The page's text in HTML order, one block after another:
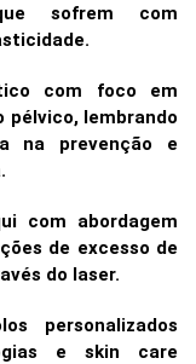
sofrem com
com foco em
pélvico, lembrando
na prevenção e
com abordagem
de excesso de
do laser.
personalizados
e skin care